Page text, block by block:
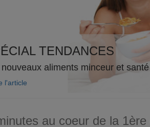
TENDANCES
nouveaux aliments minceur et santé
l'article
au coeur de la